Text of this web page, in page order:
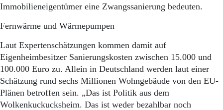
Immobilieneigentümer eine Zwangssanierung bedeuten.
Fernwärme und Wärmepumpen
Laut Expertenschätzungen kommen damit auf
Eigenheimbesitzer Sanierungskosten zwischen 15.000 und
100.000 Euro zu. Allein in Deutschland werden laut einer
Schätzung rund sechs Millionen Wohngebäude von den EU-
Plänen betroffen sein. „Das ist Politik aus dem
Wolkenkuckucksheim. Das ist weder bezahlbar noch